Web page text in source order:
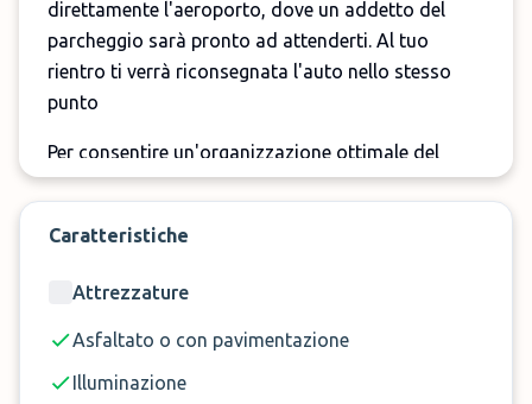
direttamente l'aeroporto, dove un addetto del
parcheggio sarà pronto ad attenderti. Al tuo
rientro ti verrà riconsegnata l'auto nello stesso
punto
Per consentire un'organizzazione ottimale del
servizio Car Valet è necessario chiamare almeno
13:30 alle ore 15:30 e dalle ore 21:15 alle ore 07:30.
Prenota ora il parcheggio Robinson Parking
all'aeroporto di Trapani-Birgi su
Caratteristiche
Attrezzature
Asfaltato o con pavimentazione
Illuminazione